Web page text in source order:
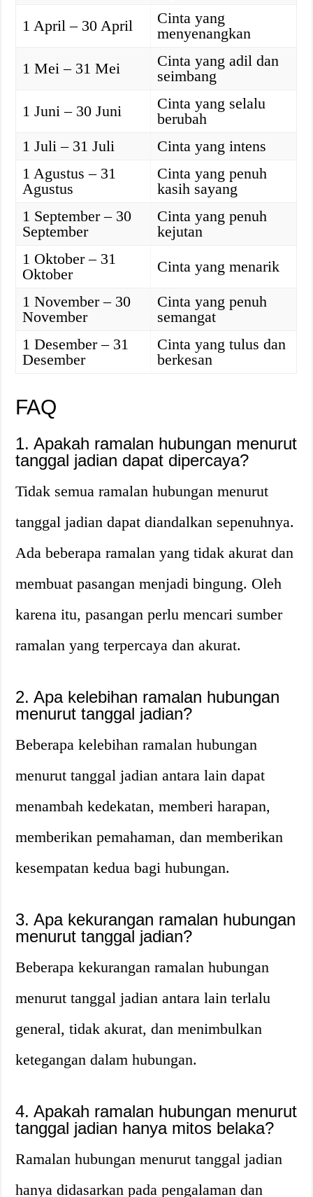
1 April – 30 April
Cinta yang
menyenangkan
1 Mei – 31 Mei
Cinta yang adil dan
seimbang
1 Juni – 30 Juni
Cinta yang selalu
berubah
1 Juli – 31 Juli
Cinta yang intens
1 Agustus – 31
Agustus
Cinta yang penuh
kasih sayang
1 September – 30
September
Cinta yang penuh
kejutan
1 Oktober – 31
Oktober
Cinta yang menarik
1 November – 30
November
Cinta yang penuh
semangat
1 Desember – 31
Desember
Cinta yang tulus dan
berkesan
FAQ
1. Apakah ramalan hubungan menurut
tanggal jadian dapat dipercaya?
Tidak semua ramalan hubungan menurut
tanggal jadian dapat diandalkan sepenuhnya.
Ada beberapa ramalan yang tidak akurat dan
membuat pasangan menjadi bingung. Oleh
karena itu, pasangan perlu mencari sumber
ramalan yang terpercaya dan akurat.
2. Apa kelebihan ramalan hubungan
menurut tanggal jadian?
Beberapa kelebihan ramalan hubungan
menurut tanggal jadian antara lain dapat
menambah kedekatan, memberi harapan,
memberikan pemahaman, dan memberikan
kesempatan kedua bagi hubungan.
3. Apa kekurangan ramalan hubungan
menurut tanggal jadian?
Beberapa kekurangan ramalan hubungan
menurut tanggal jadian antara lain terlalu
general, tidak akurat, dan menimbulkan
ketegangan dalam hubungan.
4. Apakah ramalan hubungan menurut
tanggal jadian hanya mitos belaka?
Ramalan hubungan menurut tanggal jadian
hanya didasarkan pada pengalaman dan